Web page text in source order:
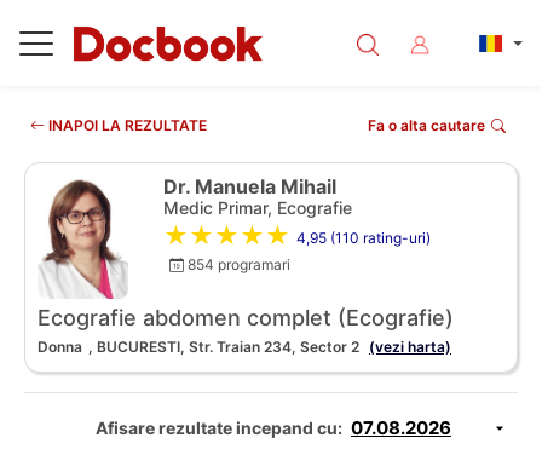
INAPOI LA REZULTATE Fa o alta cautare
Dr. Manuela Mihail
Medic Primar, Ecografie
★★★★★ 4,95 (110 rating-uri)
854 programari
Ecografie abdomen complet (Ecografie)
Donna , BUCURESTI, Str. Traian 234, Sector 2 (vezi harta)
Afisare rezultate incepand cu: